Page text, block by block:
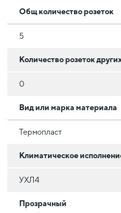
Общ количество розеток
5
Количество розеток
0
Вид или марка материала
Термопласт
Климатическое
УХЛ4
Прозрачный